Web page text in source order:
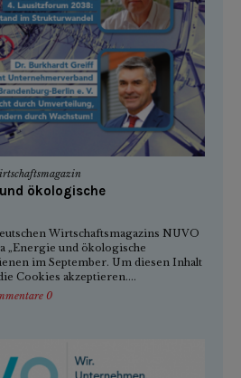
ökologische
Wirtschaftsmagazins NUVO
„Energie und ökologische
im September. Um diesen Inhalt
Cookies akzeptieren....
0